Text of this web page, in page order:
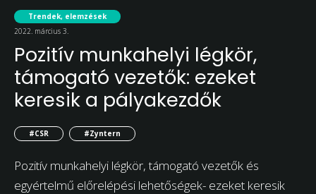
Trendek, elemzések
2022. március 3.
Pozitív munkahelyi légkör,
támogató vezetők: ezeket
keresik a pályakezdők
#CSR #Zyntern
Pozitív munkahelyi légkör, támogató vezetők és
egyértelmű előrelépési lehetőségek- ezeket keresik